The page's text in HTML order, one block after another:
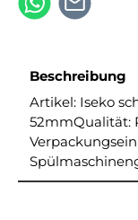
Beschreibung
Artikel: Iseko
52mmQualität: